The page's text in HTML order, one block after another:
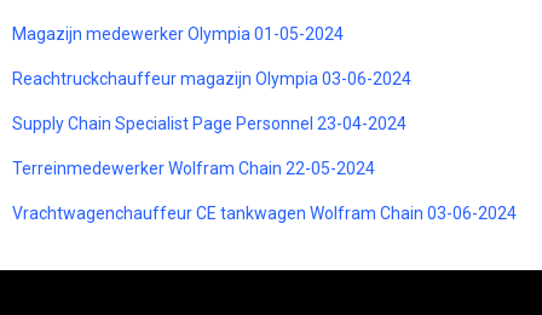
Magazijn medewerker Olympia 01-05-2024
Reachtruckchauffeur magazijn Olympia 03-06-2024
Supply Chain Specialist Page Personnel 23-04-2024
Terreinmedewerker Wolfram Chain 22-05-2024
Vrachtwagenchauffeur CE tankwagen Wolfram Chain 03-06-2024